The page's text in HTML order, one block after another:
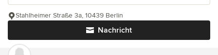
Nachricht
Stahlheimer Straße 3a, 10439 Berlin